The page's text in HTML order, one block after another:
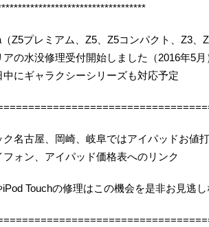
Z5プレミアム、Z5、Z5コンパクト、Z3
アの水没修理受付開始しました（2016年5月
にギャラクシーシリーズも対応予定
ク名古屋、岡崎、岐阜ではアイパッドお値
ォン、アイパッド価格表へのリンク
iPod Touchの修理はこの機会を是非お見逃